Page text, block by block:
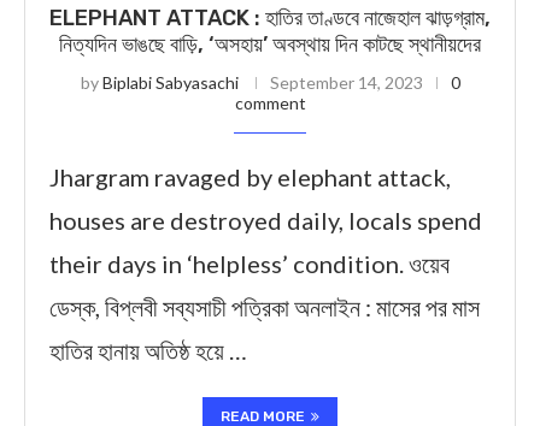
ELEPHANT ATTACK : হাতির তাণ্ডবে নাজেহাল ঝাড়গ্রাম,
নিত্যদিন ভাঙছে বাড়ি, ‘অসহায়’ অবস্থায় দিন কাটছে স্থানীয়দের
byBiplabi Sabyasachi September 14, 2023
0
comment
Jhargram ravaged by elephant attack,
houses are destroyed daily, locals spend
their days in ‘helpless’ condition. ওয়েব
ডেস্ক, বিপ্লবী সব্যসাচী পত্রিকা অনলাইন : মাসের পর মাস
হাতির হানায় অতিষ্ঠ হয়ে …
READ MORE